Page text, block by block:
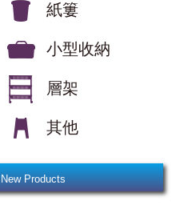
紙簍
小型收納
層架
其他
New Products